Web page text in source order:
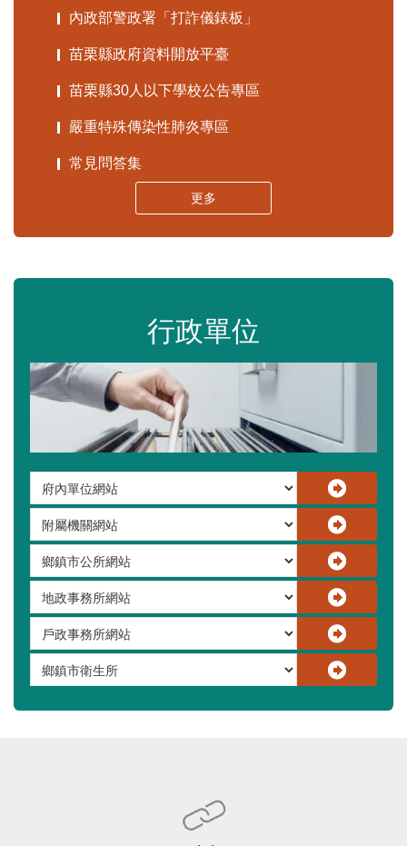
內政部警政署「打詐儀錶板」
苗栗縣政府資料開放平臺
苗栗縣30人以下學校公告專區
嚴重特殊傳染性肺炎專區
常見問答集
更多
行政單位